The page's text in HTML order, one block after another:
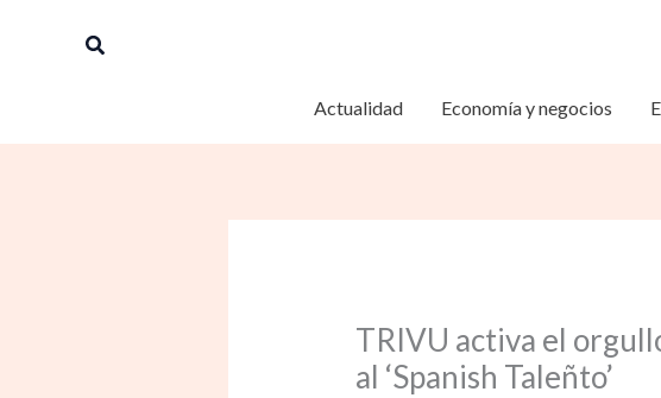
Buscar
Actualidad Economía y negocios
TRIVU activa el
al ‘Spanish Taleñto’